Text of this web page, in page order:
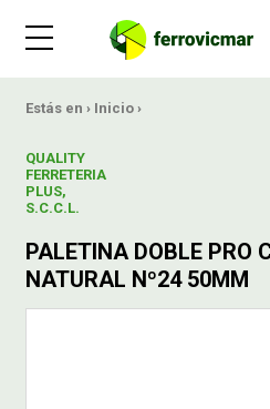
Estás en › Inicio ›
QUALITY
FERRETERIA
PLUS,
S.C.C.L.
PALETINA DOBLE PRO
NATURAL Nº24 50MM